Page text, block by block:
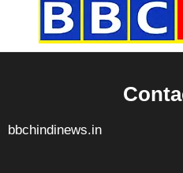
bbchindinews.in